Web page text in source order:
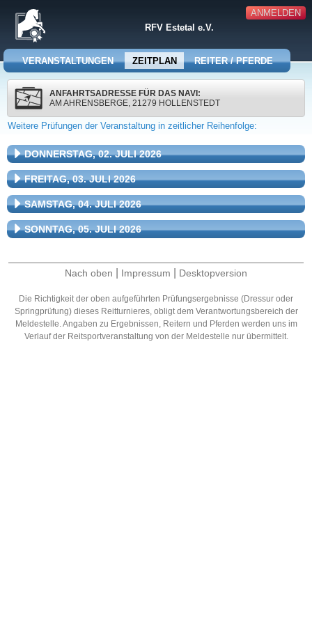
ANMELDEN
RFV Estetal e.V.
VERANSTALTUNGEN ZEITPLAN REITER / PFERDE
ANFAHRTSADRESSE FÜR DAS NAVI:
AM AHRENSBERGE, 21279 HOLLENSTEDT
Weitere Prüfungen der Veranstaltung in zeitlicher Reihenfolge:
DONNERSTAG, 02. JULI 2026
FREITAG, 03. JULI 2026
SAMSTAG, 04. JULI 2026
SONNTAG, 05. JULI 2026
Nach oben Impressum Desktopversion
Die Richtigkeit der oben aufgeführten Prüfungsergebnisse (Dressur oder
Springprüfung) dieses Reitturnieres, obligt dem Verantwortungsbereich der
Meldestelle. Angaben zu Ergebnissen, Reitern und Pferden werden uns im
Verlauf der Reitsportveranstaltung von der Meldestelle nur übermittelt.